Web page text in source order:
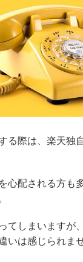
る際は、楽天独
心配される方も
てしまいますが
いは感じられま